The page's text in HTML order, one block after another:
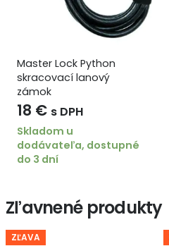
Master Lock Python
skracovací lanový
zámok
18 € s DPH
Skladom u
dodávateľa, dostupné
do 3 dní
Zľavnené produkty
ZĽAVA